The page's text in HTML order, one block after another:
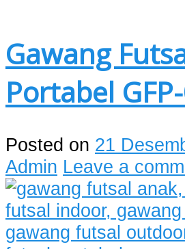
Gawang
Portabel
Posted on 21
Admin Leave a